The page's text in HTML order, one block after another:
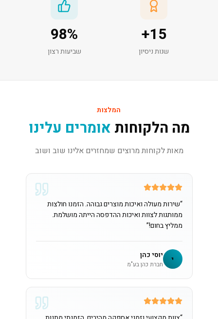
15
+
שנות ניסיון
98%
שביעות רצון
המלצות
מה הלקוחות אומרים עלינו
מאות לקוחות מרוצים שמחזרים אלינו שוב ושוב
“שירות מעולה ואיכות מוצרים גבוהה. הזמנו חולצות
ממותגות לצוות ואיכות ההדפסה הייתה מושלמת.
ממליץ בחום!”
י יוסי כהן
חברת כהן בע"מ